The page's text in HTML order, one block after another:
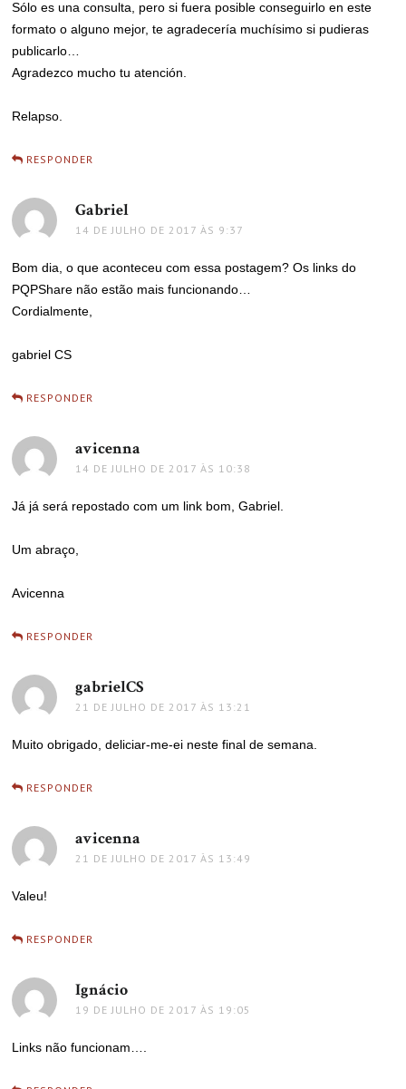
Sólo es una consulta, pero si fuera posible conseguirlo en este
formato o alguno mejor, te agradecería muchísimo si pudieras
publicarlo…
Agradezco mucho tu atención.
Relapso.
RESPONDER
Gabriel
14 DE JULHO DE 2017 ÀS 9:37
Bom dia, o que aconteceu com essa postagem? Os links do
PQPShare não estão mais funcionando…
Cordialmente,
gabriel CS
RESPONDER
avicenna
14 DE JULHO DE 2017 ÀS 10:38
Já já será repostado com um link bom, Gabriel.
Um abraço,
Avicenna
RESPONDER
gabrielCS
21 DE JULHO DE 2017 ÀS 13:21
Muito obrigado, deliciar-me-ei neste final de semana.
RESPONDER
avicenna
21 DE JULHO DE 2017 ÀS 13:49
Valeu!
RESPONDER
Ignácio
19 DE JULHO DE 2017 ÀS 19:05
Links não funcionam….